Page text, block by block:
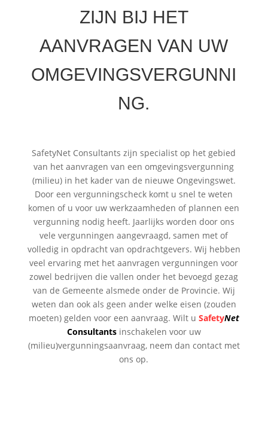
ZIJN BIJ HET
AANVRAGEN VAN UW
OMGEVINGSVERGUNNI
NG.
SafetyNet Consultants zijn specialist op het gebied
van het aanvragen van een omgevingsvergunning
(milieu) in het kader van de nieuwe Ongevingswet.
Door een vergunningscheck komt u snel te weten
komen of u voor uw werkzaamheden of plannen een
vergunning nodig heeft. Jaarlijks worden door ons
vele vergunningen aangevraagd, samen met of
volledig in opdracht van opdrachtgevers. Wij hebben
veel ervaring met het aanvragen vergunningen voor
zowel bedrijven die vallen onder het bevoegd gezag
van de Gemeente alsmede onder de Provincie. Wij
weten dan ook als geen ander welke eisen (zouden
moeten) gelden voor een aanvraag. Wilt u SafetyNet
Consultantsinschakelen voor uw
(milieu)vergunningsaanvraag, neem dan contact met
ons op.